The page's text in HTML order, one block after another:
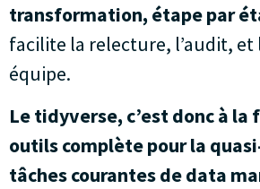
transformation, étape par
facilite la relecture, l’audit, et
équipe.
Le tidyverse, c’est donc à la
outils complète pour la
tâches courantes de data